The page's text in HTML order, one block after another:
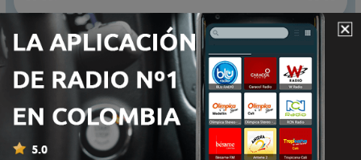
Episodios
Amigos de verdad
28 mayo 2020
1 - RISAS Y LLANTOS